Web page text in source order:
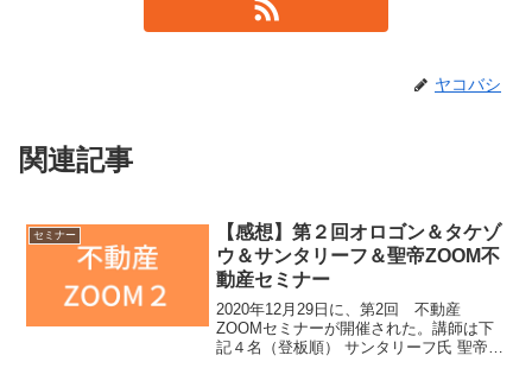
ヤコバシ
関連記事
セミナー
【感想】第２回オロゴン＆タケゾ
ウ＆サンタリーフ＆聖帝ZOOM不
動産セミナー
2020年12月29日に、第2回 不動産
ZOOMセミナーが開催された。講師は下
記４名（登板順） サンタリーフ氏 聖帝サ